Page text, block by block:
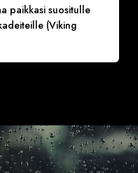
paikkasi suositulle
(Viking